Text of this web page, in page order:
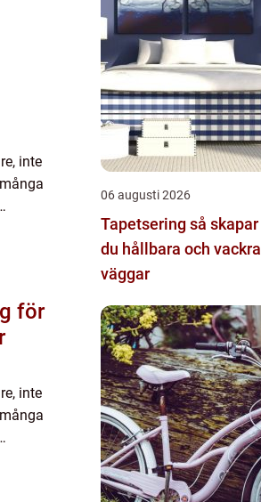
inte
för
inte
06 augusti 2026
Tapetsering så skapar
du hållbara och vackra
väggar